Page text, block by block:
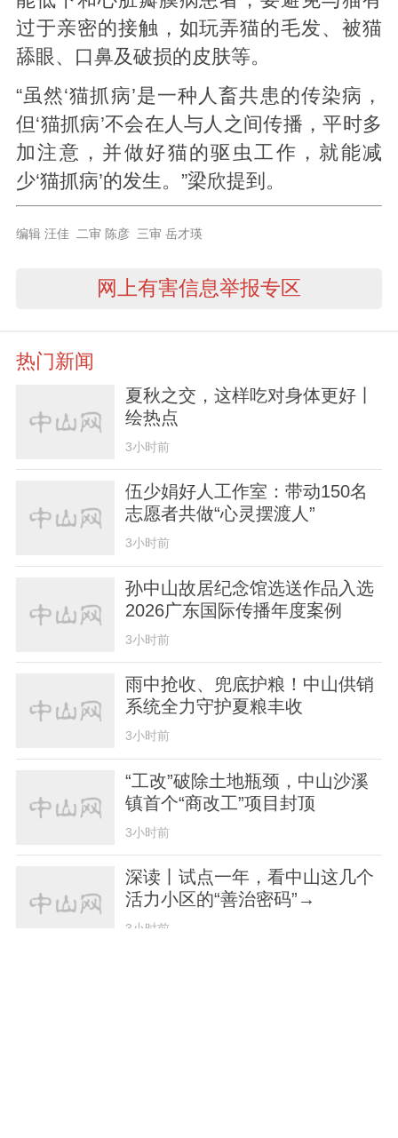
过于亲密的接触，如玩弄猫的毛发、被猫
舔眼、口鼻及破损的皮肤等。
“虽然‘猫抓病’是一种人畜共患的传染病，
但‘猫抓病’不会在人与人之间传播，平时多
加注意，并做好猫的驱虫工作，就能减
少‘猫抓病’的发生。”梁欣提到。
编辑 汪佳 二审 陈彦 三审 岳才瑛
网上有害信息举报专区
热门新闻
夏秋之交，这样吃对身体更好丨
绘热点
3小时前
伍少娟好人工作室：带动150名
志愿者共做“心灵摆渡人”
3小时前
孙中山故居纪念馆选送作品入选
2026广东国际传播年度案例
3小时前
雨中抢收、兜底护粮！中山供销
系统全力守护夏粮丰收
3小时前
“工改”破除土地瓶颈，中山沙溪
镇首个“商改工”项目封顶
3小时前
深读丨试点一年，看中山这几个
活力小区的“善治密码”→
3小时前